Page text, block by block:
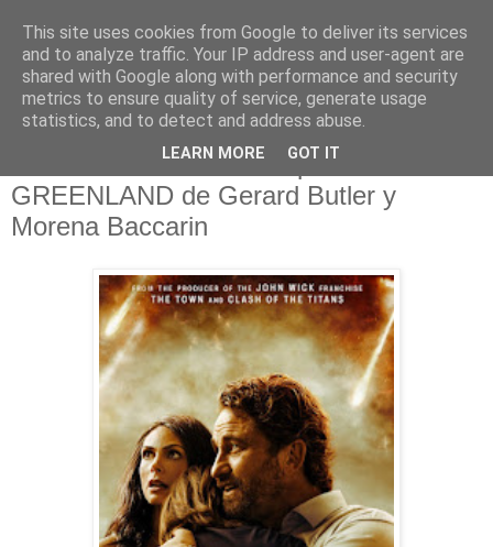
Tráiler de la catastrófica película
GREENLAND de Gerard Butler y
Morena Baccarin
This site uses cookies from Google to deliver its services
and to analyze traffic. Your IP address and user-agent are
shared with Google along with performance and security
metrics to ensure quality of service, generate usage
statistics, and to detect and address abuse.
LEARN MORE GOT IT